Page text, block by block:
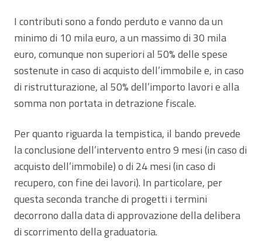
I contributi sono a fondo perduto e vanno da un
minimo di 10 mila euro, a un massimo di 30 mila
euro, comunque non superiori al 50% delle spese
sostenute in caso di acquisto dell’immobile e, in caso
di ristrutturazione, al 50% dell’importo lavori e alla
somma non portata in detrazione fiscale.
Per quanto riguarda la tempistica, il bando prevede
la conclusione dell’intervento entro 9 mesi (in caso di
acquisto dell’immobile) o di 24 mesi (in caso di
recupero, con fine dei lavori). In particolare, per
questa seconda tranche di progetti i termini
decorrono dalla data di approvazione della delibera
di scorrimento della graduatoria.